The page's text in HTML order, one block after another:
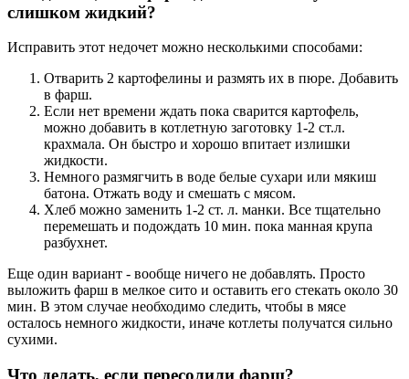
слишком жидкий?
Исправить этот недочет можно несколькими способами:
Отварить 2 картофелины и размять их в пюре. Добавить
в фарш.
Если нет времени ждать пока сварится картофель,
можно добавить в котлетную заготовку 1-2 ст.л.
крахмала. Он быстро и хорошо впитает излишки
жидкости.
Немного размягчить в воде белые сухари или мякиш
батона. Отжать воду и смешать с мясом.
Хлеб можно заменить 1-2 ст. л. манки. Все тщательно
перемешать и подождать 10 мин. пока манная крупа
разбухнет.
Еще один вариант - вообще ничего не добавлять. Просто
выложить фарш в мелкое сито и оставить его стекать около 30
мин. В этом случае необходимо следить, чтобы в мясе
осталось немного жидкости, иначе котлеты получатся сильно
сухими.
Что делать, если пересолили фарш?